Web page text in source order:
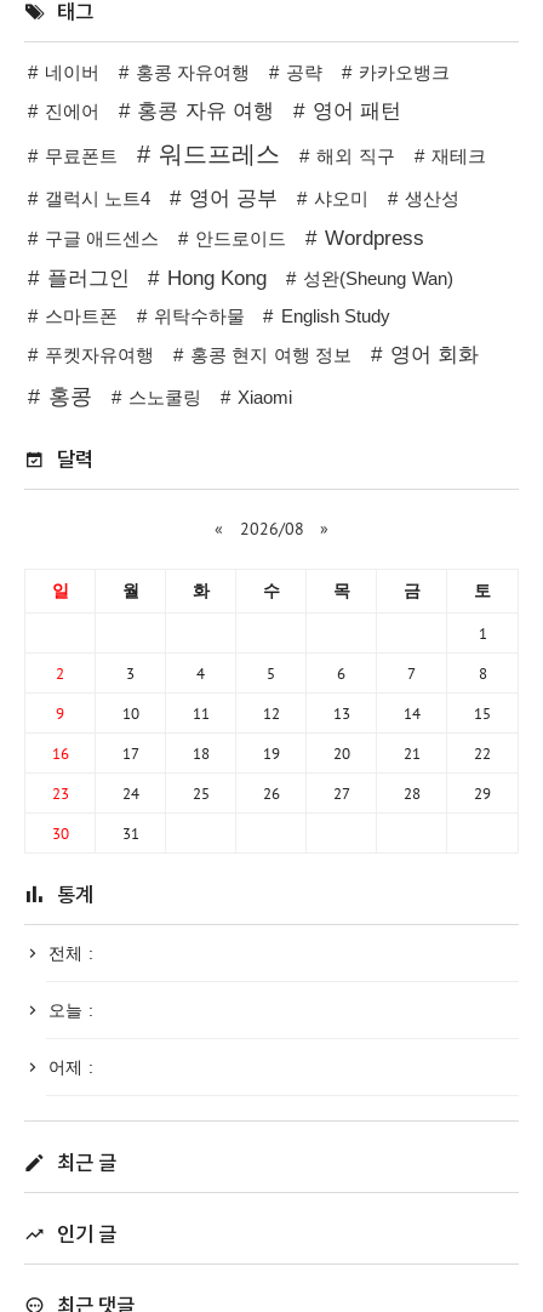
태그
네이버 홍콩 자유여행 공략
카카오뱅크
진에어
홍콩 자유 여행 영어 패턴
무료폰트 워드프레스 해외 직구 재테크
갤럭시 노트4 영어 공부 샤오미
생산성
구글 애드센스
안드로이드
Wordpress
플러그인
Hong Kong
성완(Sheung Wan)
스마트폰
위탁수하물
English Study
푸켓자유여행
홍콩 현지 여행 정보 영어 회화
홍콩 스노쿨링 Xiaomi
달력
« 2026/08 »
일 월 화 수 목 금 토
1
2 3 4 5 6 7 8
9 10 11 12 13 14 15
16 17 18 19 20 21 22
23 24 25 26 27 28 29
30 31
통계
전체 :
오늘 :
어제 :
최근 글
인기 글
최근 댓글